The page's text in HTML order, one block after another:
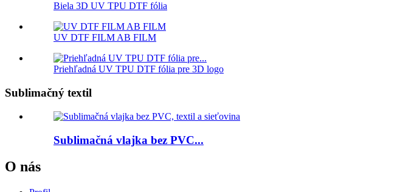
Biela 3D UV TPU DTF fólia
UV DTF FILM AB FILM
Priehľadná UV TPU DTF fólia pre 3D logo
Sublimačný textil
Sublimačná vlajka bez PVC...
O nás